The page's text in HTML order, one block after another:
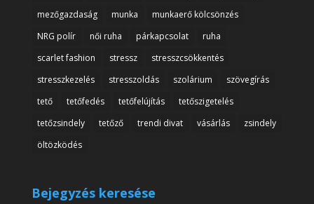
mezőgazdaság
munka
munkaerő kölcsönzés
NRG polír
női ruha párkapcsolat
ruha
scarlet fashion
stressz
stresszcsökkentés
stresszkezelés
stresszoldás szolárium
szövegírás
tető
tetőfedés tetőfelújítás
tetőszigetelés
tetőzsindely
tetőző trendi divat vásárlás
zsindely
öltözködés
Bejegyzés keresése